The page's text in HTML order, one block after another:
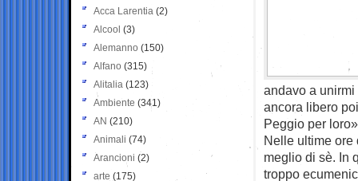
andavo a
ancora libero
Peggio per
Nelle ultime
meglio di sè. In
troppo
Acca Larentia (2)
Alcool (3)
Alemanno (150)
Alfano (315)
Alitalia (123)
Ambiente (341)
AN (210)
Animali (74)
Arancioni (2)
arte (175)